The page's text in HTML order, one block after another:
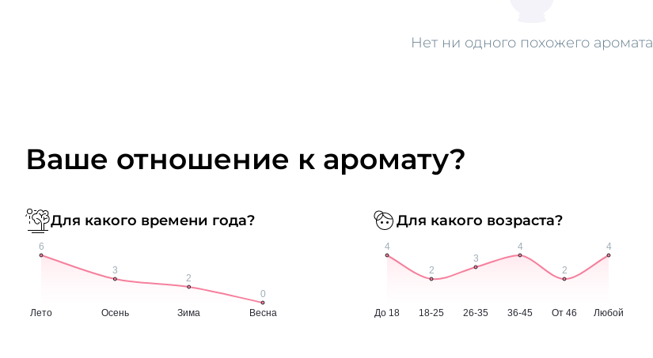
Нет ни одного похожего аромата
Ваше отношение к аромату?
Для какого времени года? Для какого возраста?